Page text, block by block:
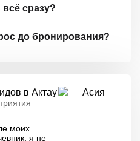
сразу?
до бронирования?
в Актау
моих
я не